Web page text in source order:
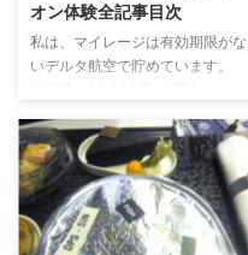
オン体験全記事目次
私は、マイレージは有効期限がな
いデルタ航空で貯めています。
を持つことでデルタ航空の上級会
員のゴールドメダリオン会員にな
れて、旅の楽しみが増えました
し、旅での体の疲れもかなり楽に
なりました。 たまにアップグレ